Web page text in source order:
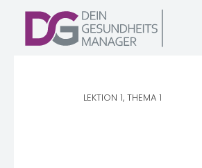
LEKTION 1, THEMA 1